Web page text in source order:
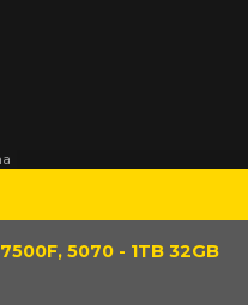
5070 - 1TB 32GB